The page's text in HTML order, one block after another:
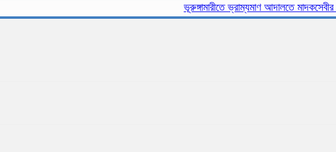
ভূরুঙ্গামারীতে ভ্রাম্যমাণ আদালতে মাদকসেবীর এক